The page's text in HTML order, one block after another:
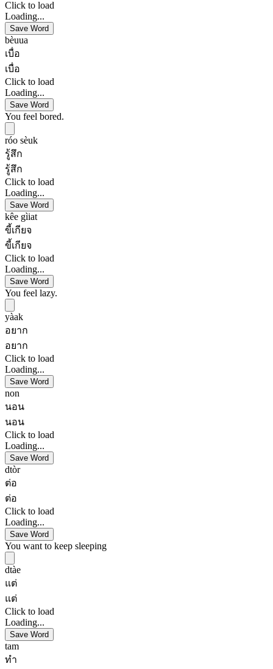
Click to load
Loading...
Save Word
bèuua
เบื่อ
เบื่อ
Click to load
Loading...
Save Word
You feel bored.
róo sèuk
รู้สึก
รู้สึก
Click to load
Loading...
Save Word
kêe gìiat
ขี้เกียจ
ขี้เกียจ
Click to load
Loading...
Save Word
You feel lazy.
yàak
อยาก
อยาก
Click to load
Loading...
Save Word
non
นอน
นอน
Click to load
Loading...
Save Word
dtòr
ต่อ
ต่อ
Click to load
Loading...
Save Word
You want to keep sleeping
dtàe
แต่
แต่
Click to load
Loading...
Save Word
tam
ทำ